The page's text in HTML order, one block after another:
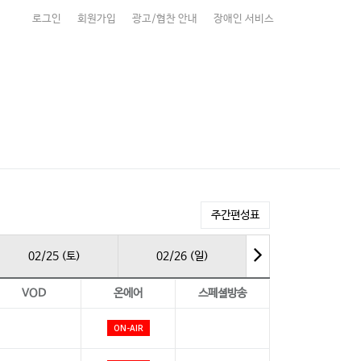
장애인 서비스
광고/협찬 안내
회원가입
로그인
주간편성표
02/25 (토) 02/26 (일)
VOD 온에어 스페셜방송
ON-AIR